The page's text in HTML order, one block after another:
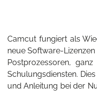
Camcut fungiert als
neue Software-
Postprozessoren,
Schulungsdiensten.
und Anleitung bei der